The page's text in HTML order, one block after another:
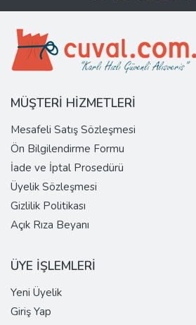
MÜŞTERİ HİZMETLERİ
Mesafeli Satış Sözleşmesi
Ön Bilgilendirme Formu
İade ve İptal Prosedürü
Üyelik Sözleşmesi
Gizlilik Politikası
Açık Rıza Beyanı
ÜYE İŞLEMLERİ
Yeni Üyelik
Giriş Yap